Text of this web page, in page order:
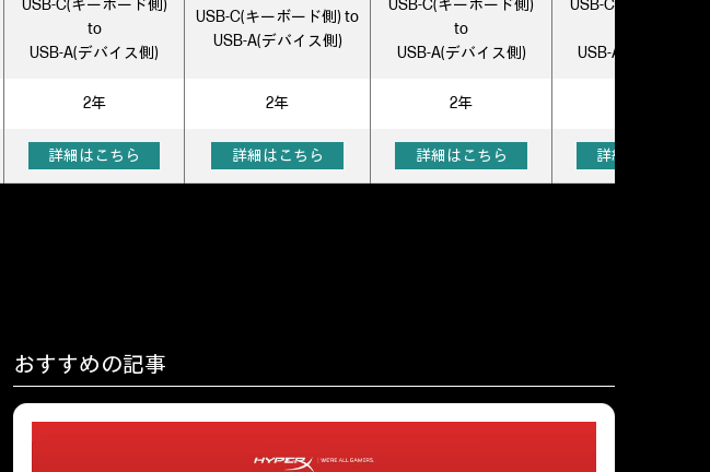
USB-C(キーボード側)
to
USB-A(デバイス側)
2年
詳細はこちら
USB-C(キーボード側) to
USB-A(デバイス側)
2年
詳細はこちら
USB-C(キーボード側)
to
USB-A(デバイス側)
2年
詳細はこちら
USB-C(キーボード
USB-A(デバイス側)
詳細はこちら
おすすめの記事